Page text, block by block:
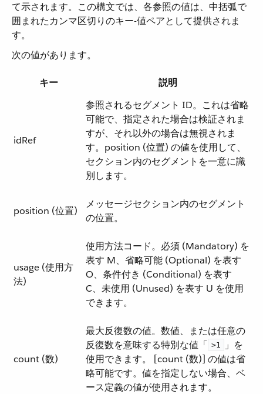
て示されます。この構文では、各参照の値は、中括弧で
囲まれたカンマ区切りのキー-値ペアとして提供されま
す。
次の値があります。
キー 説明
idRef
参照されるセグメント ID。これは省略
可能で、指定された場合は検証されま
すが、それ以外の場合は無視されま
す。position (位置) の値を使用して、
セクション内のセグメントを一意に識
別します。
position (位置)
メッセージセクション内のセグメント
の位置。
usage (使用方
法)
使用方法コード。必須 (Mandatory) を
表す M、省略可能 (Optional) を表す
O、条件付き (Conditional) を表す
C、未使用 (Unused) を表す U を使用
できます。
count (数)
最大反復数の値。数値、または任意の
反復数を意味する特別な値「​ >1
​」を
使用できます。 [count (数)] の値は省
略可能です。値を指定しない場合、ベ
ース定義の値が使用されます。